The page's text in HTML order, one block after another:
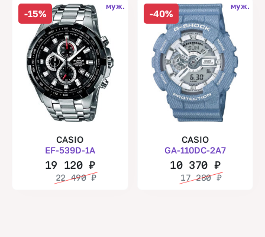
-15%
муж.
CASIO
EF-539D-1A
19 120₽
22 490₽
-40%
муж.
CASIO
GA-110DC-2A7
10 370 ₽
17 280₽